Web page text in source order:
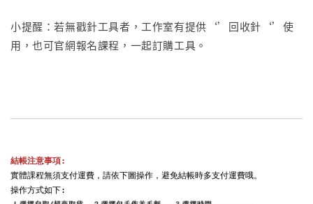
小提醒：若無戳針工具者，工作室有提供‘’回收針‘’使
用，也可官網報名課程，一起訂購工具。
結帳注意事項:
實體課程無須支付運費，請依下圖操作，避免結帳時多支付運費哦。